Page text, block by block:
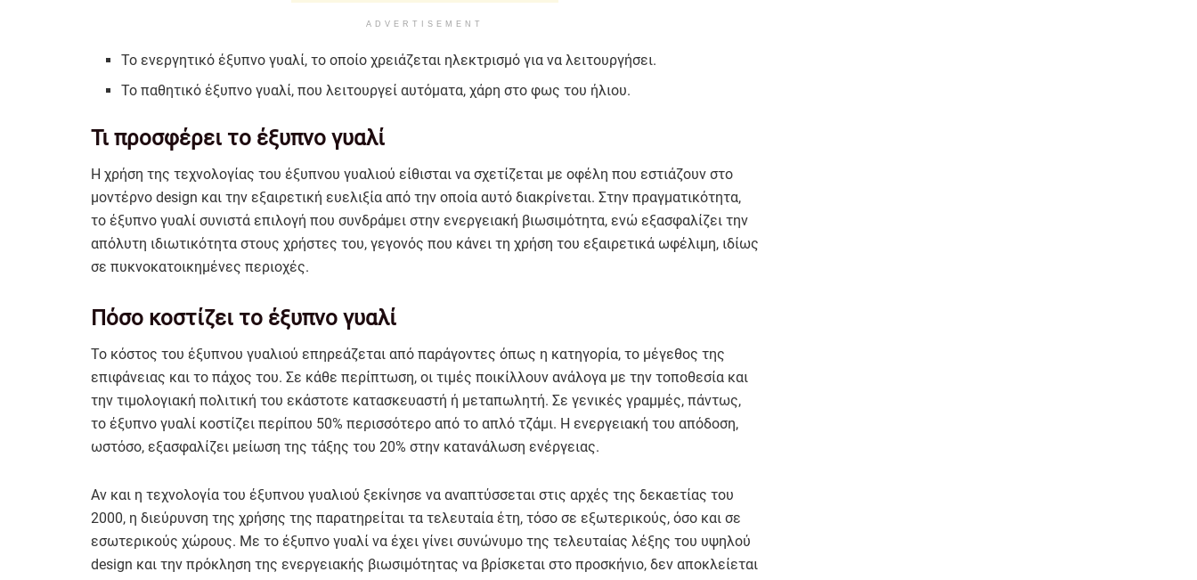
ADVERTISEMENT
Το ενεργητικό έξυπνο γυαλί, το οποίο χρειάζεται ηλεκτρισμό για να λειτουργήσει.
Το παθητικό έξυπνο γυαλί, που λειτουργεί αυτόματα, χάρη στο φως του ήλιου.
Τι προσφέρει το έξυπνο γυαλί
Η χρήση της τεχνολογίας του έξυπνου γυαλιού είθισται να σχετίζεται με οφέλη που εστιάζουν στο
μοντέρνο design και την εξαιρετική ευελιξία από την οποία αυτό διακρίνεται. Στην πραγματικότητα,
το έξυπνο γυαλί συνιστά επιλογή που συνδράμει στην ενεργειακή βιωσιμότητα, ενώ εξασφαλίζει την
απόλυτη ιδιωτικότητα στους χρήστες του, γεγονός που κάνει τη χρήση του εξαιρετικά ωφέλιμη, ιδίως
σε πυκνοκατοικημένες περιοχές.
Πόσο κοστίζει το έξυπνο γυαλί
Το κόστος του έξυπνου γυαλιού επηρεάζεται από παράγοντες όπως η κατηγορία, το μέγεθος της
επιφάνειας και το πάχος του. Σε κάθε περίπτωση, οι τιμές ποικίλλουν ανάλογα με την τοποθεσία και
την τιμολογιακή πολιτική του εκάστοτε κατασκευαστή ή μεταπωλητή. Σε γενικές γραμμές, πάντως,
το έξυπνο γυαλί κοστίζει περίπου 50% περισσότερο από το απλό τζάμι. Η ενεργειακή του απόδοση,
ωστόσο, εξασφαλίζει μείωση της τάξης του 20% στην κατανάλωση ενέργειας.
Αν και η τεχνολογία του έξυπνου γυαλιού ξεκίνησε να αναπτύσσεται στις αρχές της δεκαετίας του
2000, η διεύρυνση της χρήσης της παρατηρείται τα τελευταία έτη, τόσο σε εξωτερικούς, όσο και σε
εσωτερικούς χώρους. Με το έξυπνο γυαλί να έχει γίνει συνώνυμο της τελευταίας λέξης του υψηλού
design και την πρόκληση της ενεργειακής βιωσιμότητας να βρίσκεται στο προσκήνιο, δεν αποκλείεται